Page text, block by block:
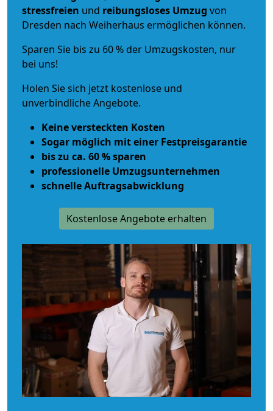
stressfreien und reibungsloses Umzug von
Dresden nach Weiherhaus ermöglichen können.
Sparen Sie bis zu 60 % der Umzugskosten, nur
bei uns!
Holen Sie sich jetzt kostenlose und
unverbindliche Angebote.
Keine versteckten Kosten
Sogar möglich mit einer Festpreisgarantie
bis zu ca. 60 % sparen
professionelle Umzugsunternehmen
schnelle Auftragsabwicklung
Kostenlose Angebote erhalten